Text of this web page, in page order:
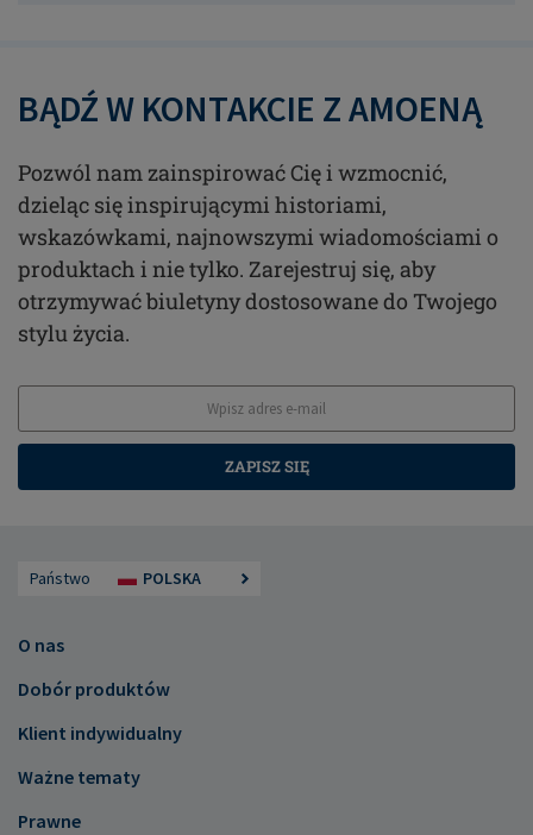
BĄDŹ W KONTAKCIE Z AMOENĄ
Pozwól nam zainspirować Cię i wzmocnić,
dzieląc się inspirującymi historiami,
wskazówkami, najnowszymi wiadomościami o
produktach i nie tylko. Zarejestruj się, aby
otrzymywać biuletyny dostosowane do Twojego
stylu życia.
ZAPISZ SIĘ
Państwo POLSKA
O nas
Dobór produktów
Klient indywidualny
Ważne tematy
Prawne